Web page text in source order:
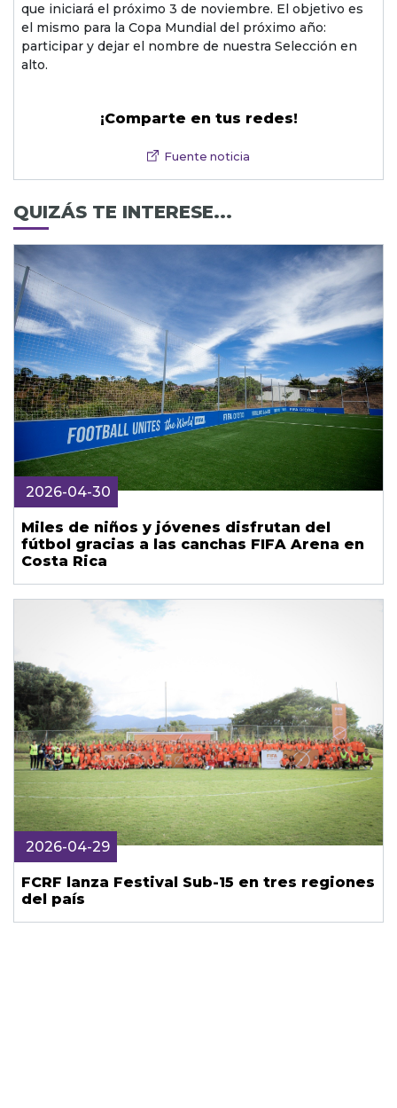
que iniciará el próximo 3 de noviembre. El objetivo es
el mismo para la Copa Mundial del próximo año:
participar y dejar el nombre de nuestra Selección en
alto.
¡Comparte en tus redes!
Fuente noticia
QUIZÁS TE INTERESE...
2026-04-30
Miles de niños y jóvenes disfrutan del
fútbol gracias a las canchas FIFA Arena en
Costa Rica
2026-04-29
FCRF lanza Festival Sub-15 en tres regiones
del país